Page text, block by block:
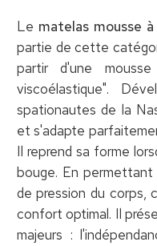
Le matelas mousse
partie de cette
partir d'une
viscoélastique".
spationautes de la
et s'adapte
Il reprend sa forme
bouge. En
de pression du corps,
confort optimal. Il
majeurs :